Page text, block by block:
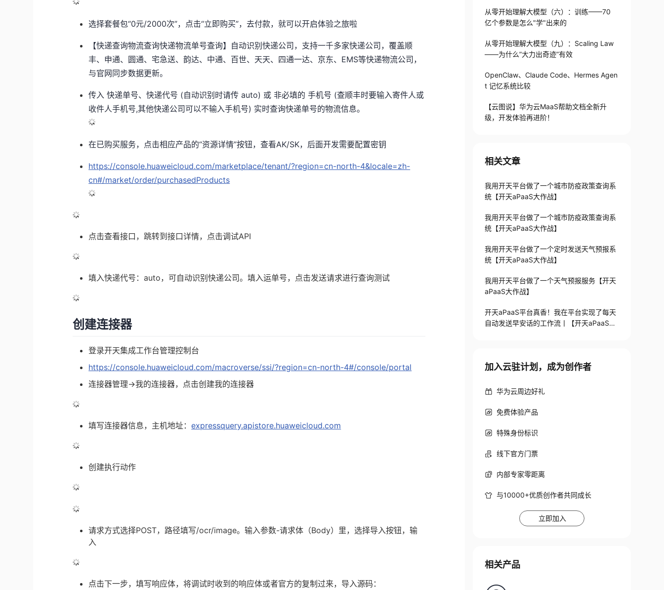
选择套餐包“0元/2000次”，点击“立即购买”，去付款，就可以开启体验之旅啦
【快递查询物流查询快递物流单号查询】自动识别快递公司，支持一千多家快递公司，覆盖顺
丰、申通、圆通、宅急送、韵达、中通、百世、天天、四通一达、京东、EMS等快递物流公司，
与官网同步数据更新。
传入 快递单号、快递代号 (自动识别时请传 auto) 或 非必填的 手机号 (查顺丰时要输入寄件人或
收件人手机号,其他快递公司可以不输入手机号) 实时查询快递单号的物流信息。
在已购买服务，点击相应产品的“资源详情”按钮，查看AK/SK，后面开发需要配置密钥
https://console.huaweicloud.com/marketplace/tenant/?region=cn-north-4&locale=zh-
cn#/market/order/purchasedProducts
点击查看接口，跳转到接口详情，点击调试API
填入快递代号：auto，可自动识别快递公司。填入运单号，点击发送请求进行查询测试
创建连接器
登录开天集成工作台管理控制台
https://console.huaweicloud.com/macroverse/ssi/?region=cn-north-4#/console/portal
连接器管理->我的连接器，点击创建我的连接器
填写连接器信息，主机地址：expressquery.apistore.huaweicloud.com
创建执行动作
请求方式选择POST，路径填写/ocr/image。输入参数-请求体（Body）里，选择导入按钮，输
入
点击下一步，填写响应体，将调试时收到的响应体或者官方的复制过来，导入源码：
从零开始理解大模型（六）：训练——70
亿个参数是怎么"学"出来的
从零开始理解大模型（九）：Scaling Law
——为什么”大力出奇迹”有效
OpenClaw、Claude Code、Hermes Agen
t 记忆系统比较
【云图说】华为云MaaS帮助文档全新升
级，开发体验再进阶！
相关文章
我用开天平台做了一个城市防疫政策查询系
统【开天aPaaS大作战】
我用开天平台做了一个城市防疫政策查询系
统【开天aPaaS大作战】
我用开天平台做了一个定时发送天气预报系
统【开天aPaaS大作战】
我用开天平台做了一个天气预报服务【开天
aPaaS大作战】
开天aPaaS平台真香！我在平台实现了每天
自动发送早安话的工作流丨【开天aPaaS大
加入云驻计划，成为创作者
华为云周边好礼
免费体验产品
特殊身份标识
线下官方门票
内部专家零距离
与10000+优质创作者共同成长
立即加入
相关产品